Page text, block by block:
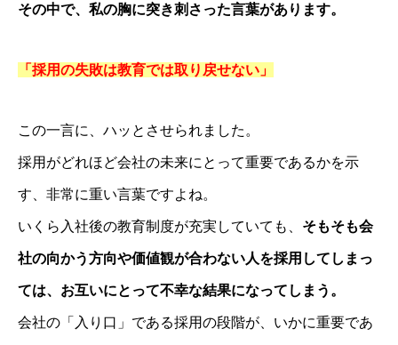
その中で、私の胸に突き刺さった言葉があります。
「採用の失敗は教育では取り戻せない」
この一言に、ハッとさせられました。
採用がどれほど会社の未来にとって重要であるかを示
す、非常に重い言葉ですよね。
いくら入社後の教育制度が充実していても、 そもそも会
社の向かう方向や価値観が合わない人を採用してしまっ
ては、お互いにとって不幸な結果になってしまう。
会社の「入り口」である採用の段階が、いかに重要であ